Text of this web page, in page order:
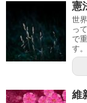
憲
世
っ
で
す
維